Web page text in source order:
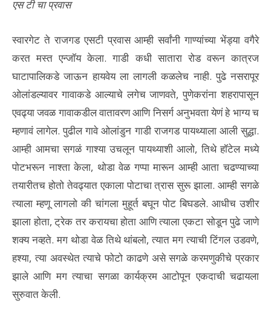
एस टी चा प्रवास
स्वारगेट ते राजगड एसटी प्रवास आम्ही सर्वांनी गाण्यांच्या भेंड्या वगैरे
करत मस्त एन्जॉय केला. गाडी कधी सातारा रोड वरून कात्रज
घाटापालिकडे जाऊन हायवेय ला लागली कळलेच नाही. पुढे नसरापूर
ओलांडल्यावर गावाकडे आल्याचे लगेच जाणवते, पुणेकरांना शहरापासून
एवढ्या जवळ गावाकडील वातावरण आणि निसर्ग अनुभवता येणं हे भाग्य च
म्हणावं लागेल. पुढील गावे ओलांडुन गाडी राजगड पायथ्याला आली सुद्धा.
आम्ही आमचा सगळं गाश्या उचलून पायथ्याशी आलो, तिथे हॉटेल मध्ये
पोटभरून नाश्ता केला, थोडा वेळ गप्पा मारून आम्ही आता चढण्याच्या
तयारीतच होतो तेवढ्यात एकाला पोटाचा त्रास सुरू झाला. आम्ही सगळे
त्याला म्हणू लागलो की चांगला मुहूर्त बघून पोट बिघडले. आधीच उशीर
झाला होता, ट्रेक तर करायचा होता आणि त्याला एकटा सोडून पुढे जाणे
शक्य नव्हते. मग थोडा वेळ तिथे थांबलो, त्यात मग त्याची टिंगल उडवणे,
हश्या, त्या अवस्थेत त्याचे फोटो काढणे असे सगळे करमणुकीचे प्रकार
झाले आणि मग त्याचा सगळा कार्यक्रम आटोपून एकदाची चढायला
सुरुवात केली.